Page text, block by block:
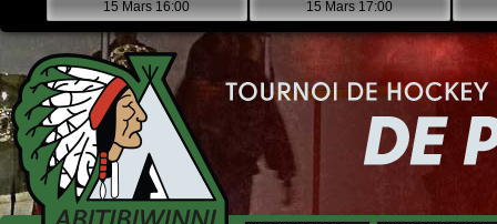
15 Mars 16:00
15 Mars 17:00